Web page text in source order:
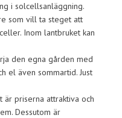
i solcellsanläggning.
som vill ta steget att
Inom lantbruket kan
den egna gården med
el även sommartid. Just
priserna attraktiva och
Dessutom är